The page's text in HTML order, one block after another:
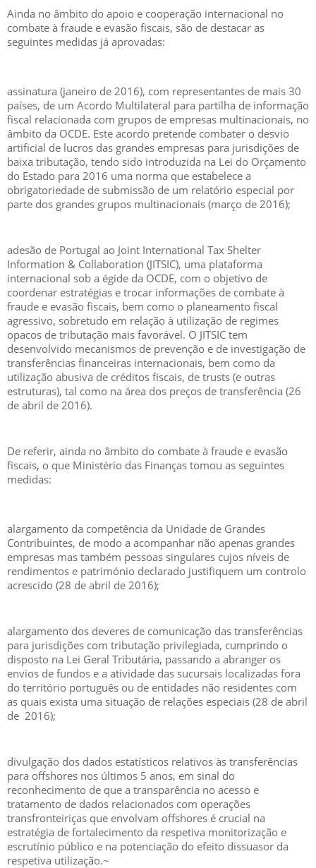
Ainda no âmbito do apoio e cooperação internacional no
combate à fraude e evasão fiscais, são de destacar as
seguintes medidas já aprovadas:
assinatura (janeiro de 2016), com representantes de mais 30
países, de um Acordo Multilateral para partilha de informação
fiscal relacionada com grupos de empresas multinacionais, no
âmbito da OCDE. Este acordo pretende combater o desvio
artificial de lucros das grandes empresas para jurisdições de
baixa tributação, tendo sido introduzida na Lei do Orçamento
do Estado para 2016 uma norma que estabelece a
obrigatoriedade de submissão de um relatório especial por
parte dos grandes grupos multinacionais (março de 2016);
adesão de Portugal ao Joint International Tax Shelter
Information & Collaboration (JITSIC), uma plataforma
internacional sob a égide da OCDE, com o objetivo de
coordenar estratégias e trocar informações de combate à
fraude e evasão fiscais, bem como o planeamento fiscal
agressivo, sobretudo em relação à utilização de regimes
opacos de tributação mais favorável. O JITSIC tem
desenvolvido mecanismos de prevenção e de investigação de
transferências financeiras internacionais, bem como da
utilização abusiva de créditos fiscais, de trusts (e outras
estruturas), tal como na área dos preços de transferência (26
de abril de 2016).
De referir, ainda no âmbito do combate à fraude e evasão
fiscais, o que Ministério das Finanças tomou as seguintes
medidas:
alargamento da competência da Unidade de Grandes
Contribuintes, de modo a acompanhar não apenas grandes
empresas mas também pessoas singulares cujos níveis de
rendimentos e património declarado justifiquem um controlo
acrescido (28 de abril de 2016);
alargamento dos deveres de comunicação das transferências
para jurisdições com tributação privilegiada, cumprindo o
disposto na Lei Geral Tributária, passando a abranger os
envios de fundos e a atividade das sucursais localizadas fora
do território português ou de entidades não residentes com
as quais exista uma situação de relações especiais (28 de abril
de 2016);
divulgação dos dados estatísticos relativos às transferências
para offshores nos últimos 5 anos, em sinal do
reconhecimento de que a transparência no acesso e
tratamento de dados relacionados com operações
transfronteiriças que envolvam offshores é crucial na
estratégia de fortalecimento da respetiva monitorização e
escrutínio público e na potenciação do efeito dissuasor da
respetiva utilização.~